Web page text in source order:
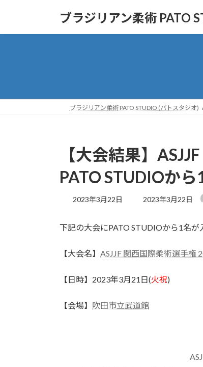
ブラジリアン柔術 PATO
ブラジリアン柔術 PATO STUDIO (パトスタジオ)
【大会結果】
PATO STUDIOか
2023年3月22日
最
新
時
:
2023年3月22日
下記の大会にPATO STUDIOから1名が
【大会名】 ASJJF 関西国際柔術選手権
【日時】2023年3月21日(火祝)
【会場】 吹田市立武道館